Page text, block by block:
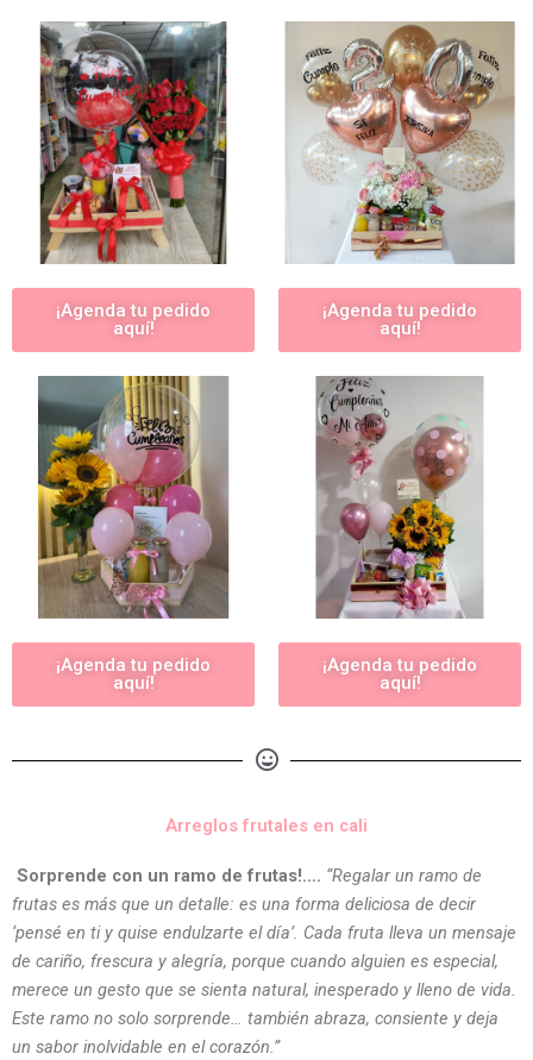
¡Agenda tu pedido
aquí!
¡Agenda tu pedido
aquí!
¡Agenda tu pedido
aquí!
¡Agenda tu pedido
aquí!
Arreglos frutales en cali
Sorprende con un ramo de frutas!…. “Regalar un ramo de
frutas es más que un detalle: es una forma deliciosa de decir
‘pensé en ti y quise endulzarte el día’. Cada fruta lleva un mensaje
de cariño, frescura y alegría, porque cuando alguien es especial,
merece un gesto que se sienta natural, inesperado y lleno de vida.
Este ramo no solo sorprende… también abraza, consiente y deja
un sabor inolvidable en el corazón.”